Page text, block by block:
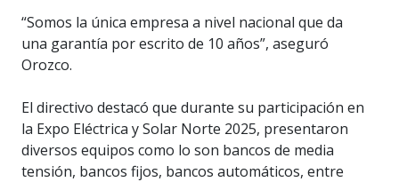
“Somos la única empresa a nivel nacional que da
una garantía por escrito de 10 años”, aseguró
Orozco.
El directivo destacó que durante su participación en
la Expo Eléctrica y Solar Norte 2025, presentaron
diversos equipos como lo son bancos de media
tensión, bancos fijos, bancos automáticos, entre